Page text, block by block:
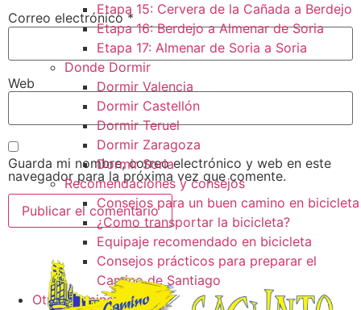
Etapa 15: Cervera de la Cañada a Berdejo
Etapa 16: Berdejo a Almenar de Soria
Etapa 17: Almenar de Soria a Soria ​
Donde Dormir
Dormir Valencia
Dormir Castellón
Dormir Teruel
Dormir Zaragoza
Dormir Soria
Recomendaciones y consejos
Consejos para un buen camino en bicicleta
¿Como transportar la bicicleta?
Equipaje recomendado en bicicleta
Consejos prácticos para preparar el
Camino de Santiago
Otros caminos
Correo electrónico*
Web
Guarda mi nombre, correo electrónico y web en este
navegador para la próxima vez que comente.